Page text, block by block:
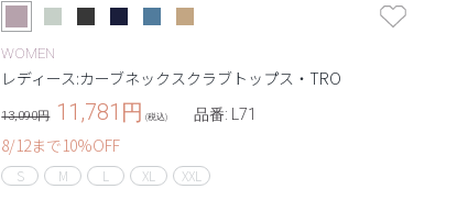
WOMEN
レディース:カーブネックスクラブトップス・TRO
13,090円 11,781 円 (税込) 品番: L71
8/12まで10%OFF
S M L XL XXL